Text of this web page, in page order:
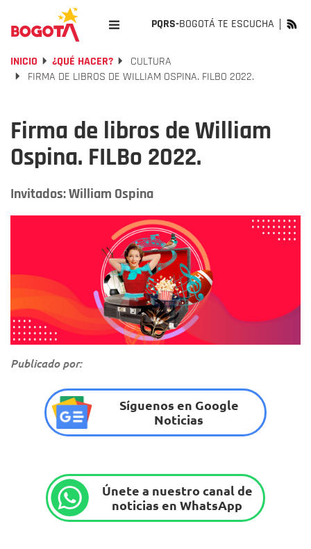
PQRS-BOGOTÁ TE ESCUCHA
INICIO ¿QUÉ HACER?
CULTURA
FIRMA DE LIBROS DE WILLIAM OSPINA. FILBO 2022.
Firma de libros de William
Ospina. FILBo 2022.
Invitados: William Ospina
Publicado por:
Síguenos en Google
Noticias
Únete a nuestro canal de
noticias en WhatsApp